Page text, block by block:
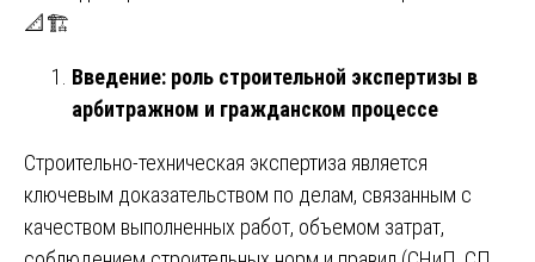
📐🏗️
Введение: роль строительной экспертизы в
арбитражном и гражданском процессе
Строительно-техническая экспертиза является
ключевым доказательством по делам, связанным с
качеством выполненных работ, объемом затрат,